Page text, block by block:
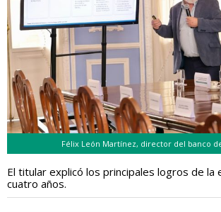
Félix León Martínez, director del banco
El titular explicó los principales logros de la
cuatro años.